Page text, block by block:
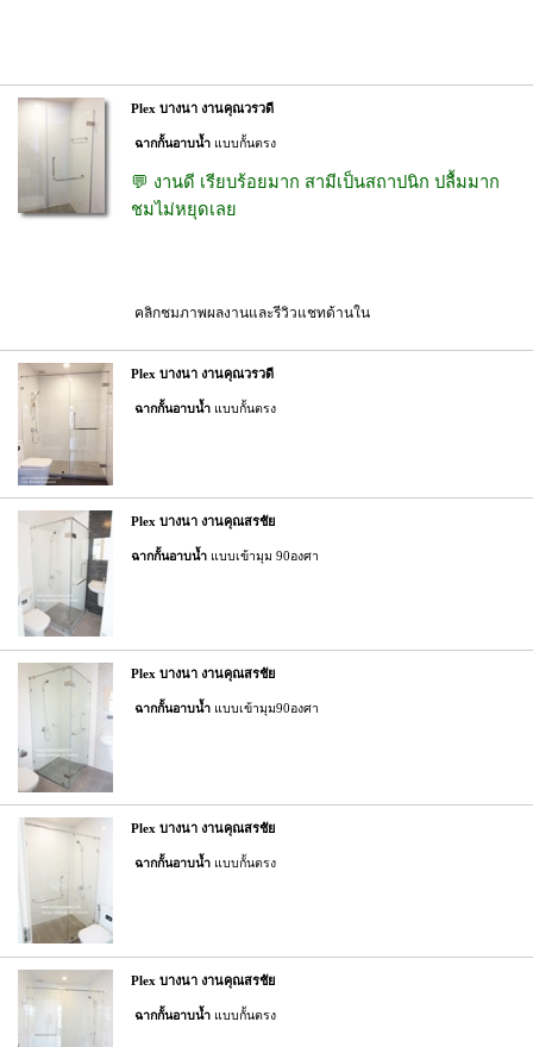
Plex บางนา งานคุณวรวดี
ฉากกั้นอาบน้ำ แบบกั้นตรง
💬 งานดี เรียบร้อยมาก สามีเป็นสถาปนิก ปลื้มมาก
ชมไม่หยุดเลย
คลิกชมภาพผลงานและรีวิวแชทด้านใน
Plex บางนา งานคุณวรวดี
ฉากกั้นอาบน้ำ แบบกั้นตรง
Plex บางนา งานคุณสรชัย
ฉากกั้นอาบน้ำ แบบเข้ามุม 90องศา
Plex บางนา งานคุณสรชัย
ฉากกั้นอาบน้ำ แบบเข้ามุม90องศา
Plex บางนา งานคุณสรชัย
ฉากกั้นอาบน้ำ แบบกั้นตรง
Plex บางนา งานคุณสรชัย
ฉากกั้นอาบน้ำ แบบกั้นตรง